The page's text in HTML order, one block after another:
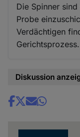
Die Spinner
Probe
Verdächtigen
Diskussion
Share